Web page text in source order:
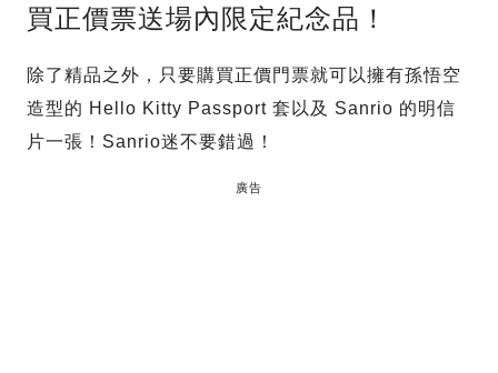
買正價票送場內限定紀念品！
除了精品之外，只要購買正價門票就可以擁有孫悟空
造型的 Hello Kitty Passport 套以及 Sanrio 的明信
片一張！Sanrio迷不要錯過！
廣告